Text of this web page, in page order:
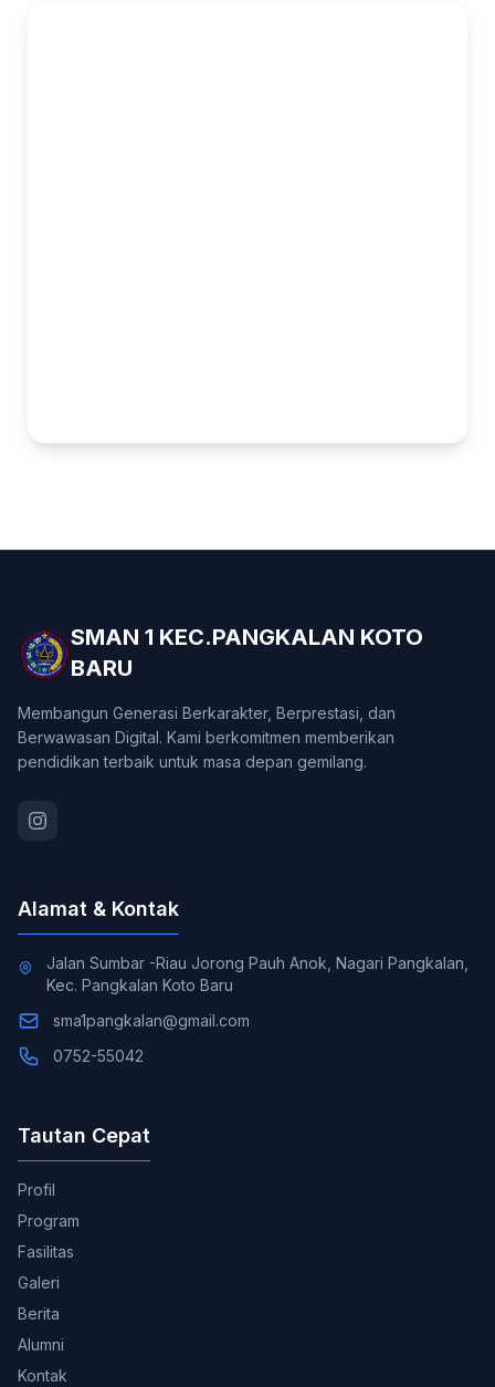
SMAN 1 KEC.PANGKALAN KOTO
BARU
Membangun Generasi Berkarakter, Berprestasi, dan
Berwawasan Digital. Kami berkomitmen memberikan
pendidikan terbaik untuk masa depan gemilang.
Alamat & Kontak
Jalan Sumbar -Riau Jorong Pauh Anok, Nagari Pangkalan,
Kec. Pangkalan Koto Baru
sma1pangkalan@gmail.com
0752-55042
Tautan Cepat
Profil
Program
Fasilitas
Galeri
Berita
Alumni
Kontak